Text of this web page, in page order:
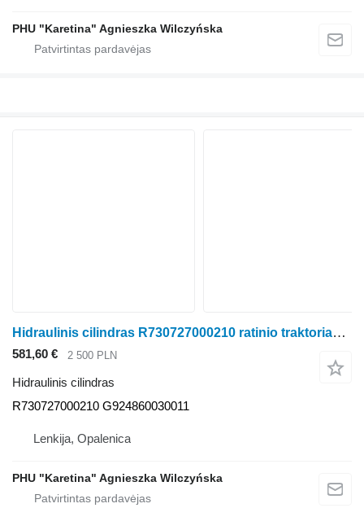
PHU "Karetina" Agnieszka Wilczyńska
Hidraulinis cilindras R730727000210 ratinio traktoriaus Massey Ferguson Massey Fergusson 8450 8460 8470 8480
581,60 € 2 500 PLN
Hidraulinis cilindras
R730727000210 G924860030011
Lenkija, Opalenica
PHU "Karetina" Agnieszka Wilczyńska